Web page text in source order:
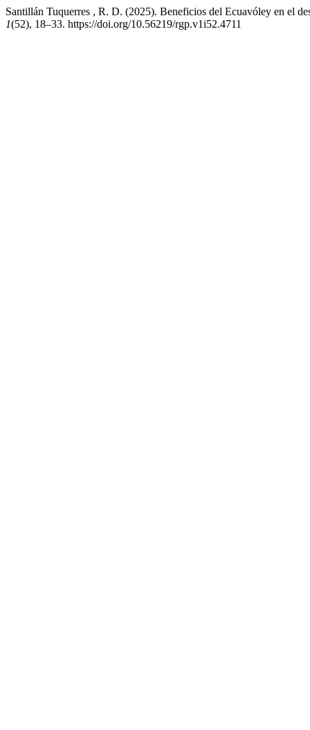
Santillán Tuquerres , R. D. (2025). Beneficios del Ecuavóley en el
1(52), 18–33. https://doi.org/10.56219/rgp.v1i52.4711